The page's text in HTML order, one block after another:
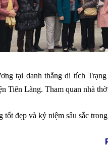
tại danh thắng di tích
Tiên Lãng. Tham quan nhà
tốt đẹp và kỷ niệm sâu sắc